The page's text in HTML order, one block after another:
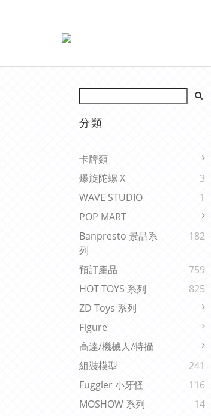
分類
卡牌類
爆旋陀螺 X
3
WAVE STUDIO
1
POP MART
Banpresto 景品系
列
182
預訂產品
759
HOT TOYS 系列
825
ZD Toys 系列
Figure
高達/機械人/特攝
組裝模型
241
Fuggler 小牙怪
116
MOSHOW 系列
14